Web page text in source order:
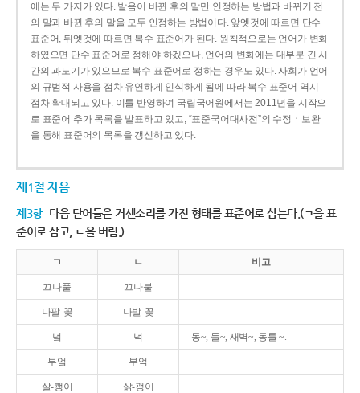
에는 두 가지가 있다. 발음이 바뀐 후의 말만 인정하는 방법과 바뀌기 전
의 말과 바뀐 후의 말을 모두 인정하는 방법이다. 앞엣것에 따르면 단수
표준어, 뒤엣것에 따르면 복수 표준어가 된다. 원칙적으로는 언어가 변화
하였으면 단수 표준어로 정해야 하겠으나, 언어의 변화에는 대부분 긴 시
간의 과도기가 있으므로 복수 표준어로 정하는 경우도 있다. 사회가 언어
의 규범적 사용을 점차 유연하게 인식하게 됨에 따라 복수 표준어 역시
점차 확대되고 있다. 이를 반영하여 국립국어원에서는 2011년을 시작으
로 표준어 추가 목록을 발표하고 있고, “표준국어대사전”의 수정ㆍ보완
을 통해 표준어의 목록을 갱신하고 있다.
제1절 자음
제3항 다음 단어들은 거센소리를 가진 형태를 표준어로 삼는다.(ㄱ을 표
준어로 삼고, ㄴ을 버림.)
ㄱ ㄴ 비고
끄나풀 끄나불
나팔-꽃 나발-꽃
녘 녁 동~, 들~, 새벽~, 동틀 ~.
부엌 부억
살-쾡이 삵-괭이